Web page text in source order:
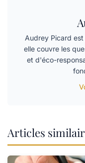
Audrey Picard
elle couvre les
et d'éco-
Articles